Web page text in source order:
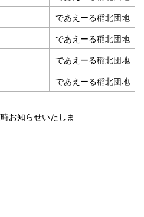
であえーる稲北団地
であえーる稲北団地
であえーる稲北団地
であえーる稲北団地
お知らせいたしま
。